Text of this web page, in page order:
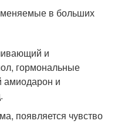
в больших
и
гормональные
амиодарон и
появляется чувство